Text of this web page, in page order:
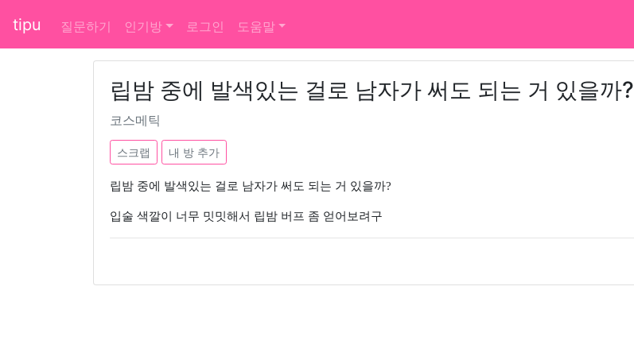
tipu 질문하기 인기방 로그인 도움말
립밤 중에 발색있는 걸로 남자가 써도 되는 거 있을까?
코스메틱
스크랩 내 방 추가
립밤 중에 발색있는 걸로 남자가 써도 되는 거 있을까?
입술 색깔이 너무 밋밋해서 립밤 버프 좀 얻어보려구